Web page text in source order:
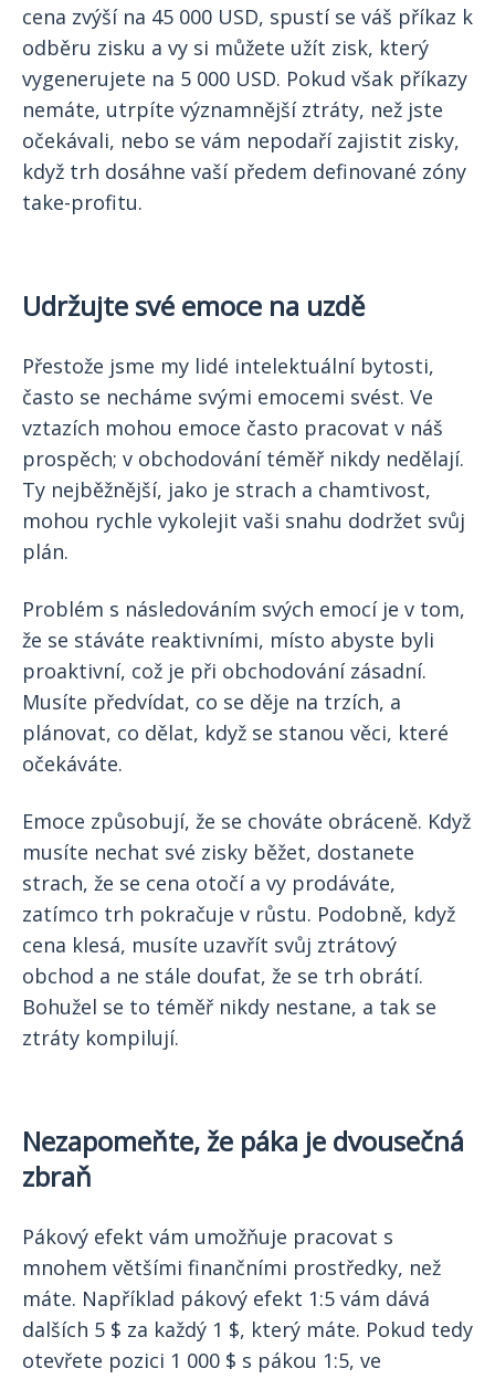
cena zvýší na 45 000 USD, spustí se váš příkaz k
odběru zisku a vy si můžete užít zisk, který
vygenerujete na 5 000 USD. Pokud však příkazy
nemáte, utrpíte významnější ztráty, než jste
očekávali, nebo se vám nepodaří zajistit zisky,
když trh dosáhne vaší předem definované zóny
take-profitu.
Udržujte své emoce na uzdě
Přestože jsme my lidé intelektuální bytosti,
často se necháme svými emocemi svést. Ve
vztazích mohou emoce často pracovat v náš
prospěch; v obchodování téměř nikdy nedělají.
Ty nejběžnější, jako je strach a chamtivost,
mohou rychle vykolejit vaši snahu dodržet svůj
plán.
Problém s následováním svých emocí je v tom,
že se stáváte reaktivními, místo abyste byli
proaktivní, což je při obchodování zásadní.
Musíte předvídat, co se děje na trzích, a
plánovat, co dělat, když se stanou věci, které
očekáváte.
Emoce způsobují, že se chováte obráceně. Když
musíte nechat své zisky běžet, dostanete
strach, že se cena otočí a vy prodáváte,
zatímco trh pokračuje v růstu. Podobně, když
cena klesá, musíte uzavřít svůj ztrátový
obchod a ne stále doufat, že se trh obrátí.
Bohužel se to téměř nikdy nestane, a tak se
ztráty kompilují.
Nezapomeňte, že páka je dvousečná
zbraň
Pákový efekt vám umožňuje pracovat s
mnohem většími finančními prostředky, než
máte. Například pákový efekt 1:5 vám dává
dalších 5 $ za každý 1 $, který máte. Pokud tedy
otevřete pozici 1 000 $ s pákou 1:5, ve